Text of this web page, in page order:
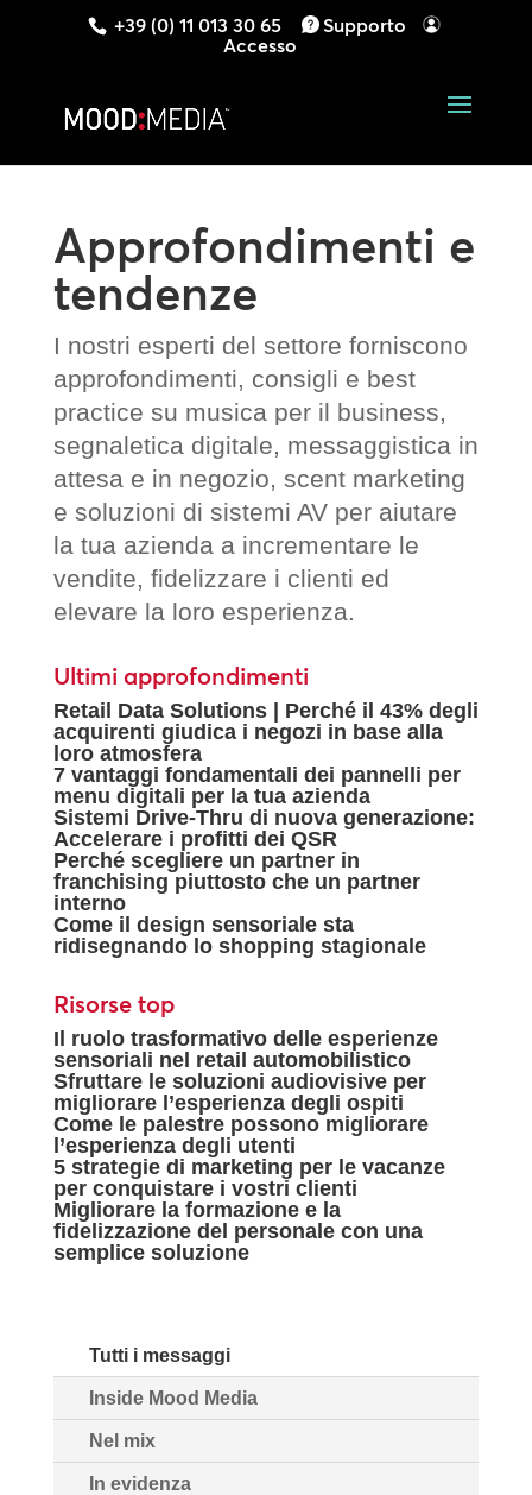
+39 (0) 11 013 30 65
Supporto
Accesso
Approfondimenti e
tendenze
I nostri esperti del settore forniscono
approfondimenti, consigli e best
practice su musica per il business,
segnaletica digitale, messaggistica in
attesa e in negozio, scent marketing
e soluzioni di sistemi AV per aiutare
la tua azienda a incrementare le
vendite, fidelizzare i clienti ed
elevare la loro esperienza.
Ultimi approfondimenti
Retail Data Solutions | Perché il 43% degli
acquirenti giudica i negozi in base alla
loro atmosfera
7 vantaggi fondamentali dei pannelli per
menu digitali per la tua azienda
Sistemi Drive-Thru di nuova generazione:
Accelerare i profitti dei QSR
Perché scegliere un partner in
franchising piuttosto che un partner
interno
Come il design sensoriale sta
ridisegnando lo shopping stagionale
Risorse top
Il ruolo trasformativo delle esperienze
sensoriali nel retail automobilistico
Sfruttare le soluzioni audiovisive per
migliorare l’esperienza degli ospiti
Come le palestre possono migliorare
l’esperienza degli utenti
5 strategie di marketing per le vacanze
per conquistare i vostri clienti
Migliorare la formazione e la
fidelizzazione del personale con una
semplice soluzione
Tutti i messaggi
Inside Mood Media
Nel mix
In evidenza